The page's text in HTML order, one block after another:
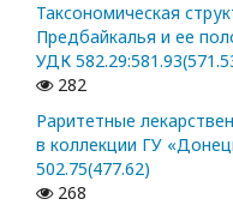
Таксономическая
Предбайкалья и ее
УДК
282
Раритетные
в коллекции ГУ
502.75(477.62)
268